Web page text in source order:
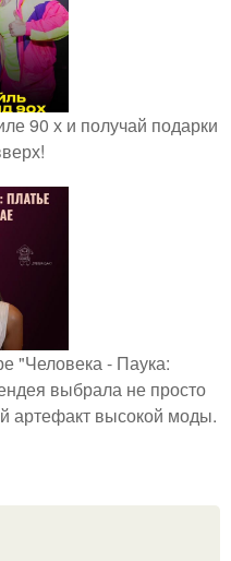
90 х и получай подарки
"Человека - Паука:
выбрала не просто
артефакт высокой моды.